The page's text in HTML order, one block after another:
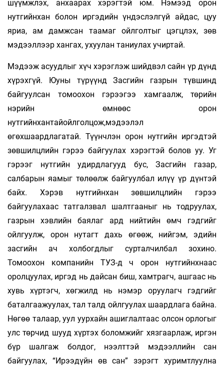
шүүмжлэх, анхаарах хэрэгтэй юм. Нэмээд орон
нутгийнхан болон иргэдийн үндэслэлгүй айдас, цуу
яриа, ам дамжсан таамаг ойлголтыг цэгцлэх, зөв
мэдээллээр хангах, ухуулан таниулах учиртай.
Мэдээж асуудлыг хүч хэрэглэж шийдвэл сайн үр дүнд
хүрэхгүй. Юуны түрүүнд Засгийн газ­рын түвшинд
байгуулсан томоохон гэрээгээ хамгаалж, төрийн
нэрийн өмнөөс орон
нутгийнхантайойлголцож,мэдээлэл
өгөхшаардлагатай. Түүнчлэн орон нутгийн иргэдтэй
зөвшилцлийн гэрээ байгуулах хэрэгтэй болов уу. Уг
гэрээг нут­гийн удирдлагууд бус, Засгийн газар,
салбарын яамыг төлөөлж байгуулбал илүү үр дүнтэй
байх. Хэрэв нутгийнхан зөвшилцлийн гэрээ
байгуулахаас татгалзвал шалтгааныг нь тодруулах,
газрын хэвлийн баялаг ард нийтийн өмч гэдгийг
ойлгуулж, орон нутагт дахь өгөөж, нийгэм, эдийн
засгийн ач холбогдлыг сурталчилбал зохино.
Томоохон компанийн ТУЗ-д ч орон нутгийнхнаас
оролцуулах, иргэд нь дайсан биш, хамтрагч, ашгаас нь
хувь хүртэгч, хөгжилд нь нэмэр оруулагч гэдгийг
баталгаажуулах, тал талд ойлгуулах шаардлага байна.
Нөгөө талаар, уул уурхайн ашиглалтаас олсон орлогыг
улс төрчид шууд хүртэх боломжийг хязгаарлаж, иргэн
бүр шалгаж болдог, нээлттэй мэдээллийн сан
байгуулах, “Ирээдүйн өв сан” зэрэгт хуримтлуулна